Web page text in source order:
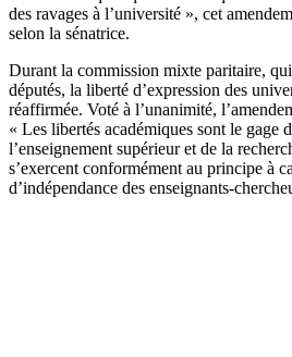
des ravages à l’université », cet
selon la sénatrice.
Durant la commission mixte paritaire,
députés, la liberté d’expression des
réaffirmée. Voté à l’unanimité,
« Les libertés académiques sont le gage
l’enseignement supérieur et de la
s’exercent conformément au principe à
d’indépendance des enseignants-